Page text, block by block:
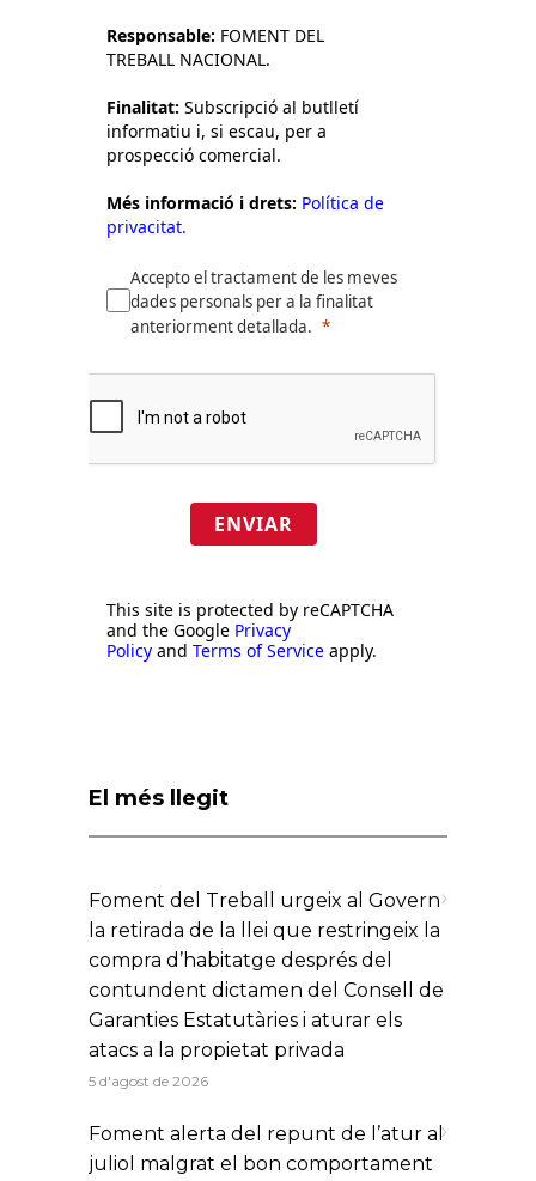
Responsable: FOMENT DEL
TREBALL NACIONAL.
Finalitat: Subscripció al butlletí
informatiu i, si escau, per a
prospecció comercial.
Més informació i drets: Política de
privacitat.
Accepto el tractament de les meves
dades personals per a la finalitat
anteriorment detallada.
ENVIAR
This site is protected by reCAPTCHA
and the Google Privacy
Policy and Terms of Service apply.
El més llegit
Foment del Treball urgeix al Govern
la retirada de la llei que restringeix la
compra d’habitatge després del
contundent dictamen del Consell de
Garanties Estatutàries i aturar els
atacs a la propietat privada
5 d'agost de 2026
Foment alerta del repunt de l’atur al
juliol malgrat el bon comportament